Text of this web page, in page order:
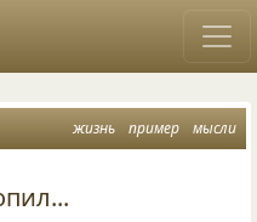
жизнь пример мысли